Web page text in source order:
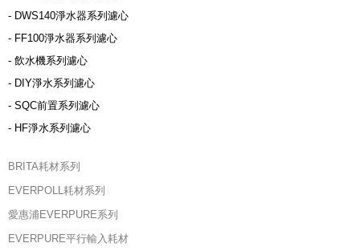
- DWS140淨水器系列濾心
- FF100淨水器系列濾心
- 飲水機系列濾心
- DIY淨水系列濾心
- SQC前置系列濾心
- HF淨水系列濾心
BRITA耗材系列
EVERPOLL耗材系列
愛惠浦EVERPURE系列
EVERPURE平行輸入耗材